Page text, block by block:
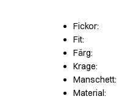
Fickor:
Fit:
Färg:
Krage:
Manschett:
Material: